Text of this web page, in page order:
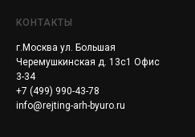
КОНТАКТЫ
г.Москва ул. Большая
Черемушкинская д. 13с1 Офис
3-34
+7 (499) 990-43-78
info@rejting-arh-byuro.ru